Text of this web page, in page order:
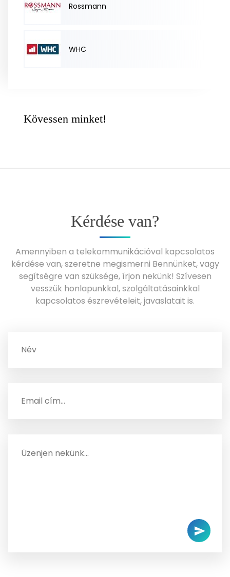
Rossmann
WHC
Kövessen minket!
Kérdése van?
Amennyiben a telekommunikációval kapcsolatos
kérdése van, szeretne megismerni Bennünket, vagy
segítségre van szüksége, írjon nekünk! Szívesen
vesszük honlapunkkal, szolgáltatásainkkal
kapcsolatos észrevételeit, javaslatait is.